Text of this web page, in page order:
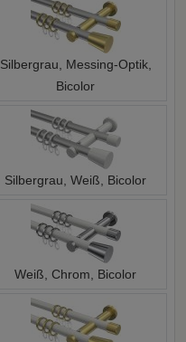
Silbergrau, Messing-Optik,
Bicolor
Silbergrau, Weiß, Bicolor
Weiß, Chrom, Bicolor